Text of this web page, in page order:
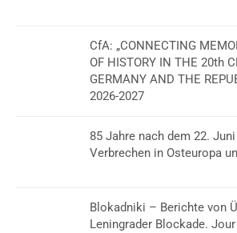
CfA: „CONNECTING
OF HISTORY IN THE 20th
GERMANY AND THE
2026-2027
85 Jahre nach dem 22.
Verbrechen in Osteuropa
Blokadniki – Berichte von
Leningrader Blockade.